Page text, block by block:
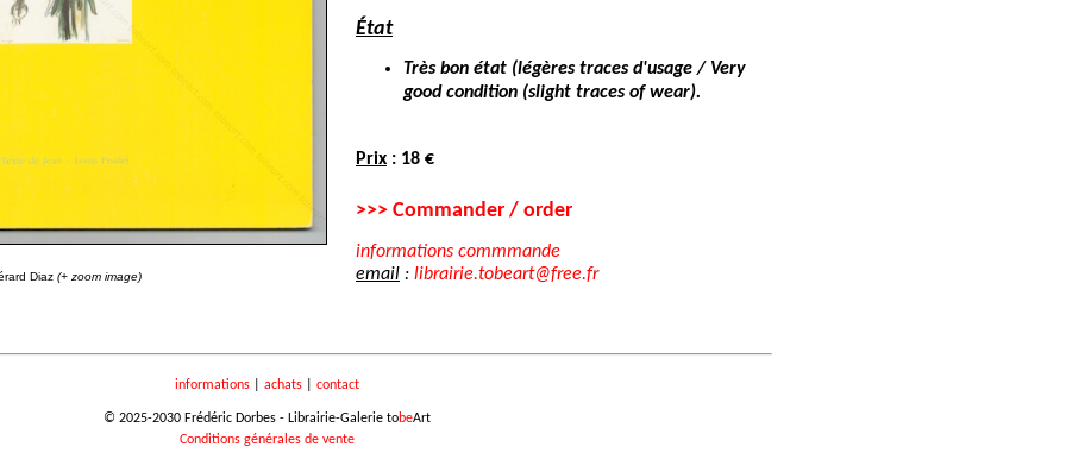
Diaz (+ zoom image)
État
Très bon état (légères traces d'usage / Very
good condition (slight traces of wear).
Prix : 18 €
>>> Commander / order
informations commmande
email : librairie.tobeart@free.fr
informations| achats| contact
© 2025-2030 Frédéric Dorbes - Librairie-Galerie tobeArt
Conditions générales de vente